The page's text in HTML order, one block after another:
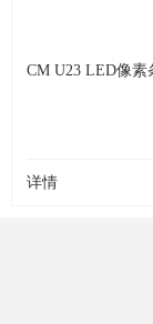
CM U23 LED像素
详情